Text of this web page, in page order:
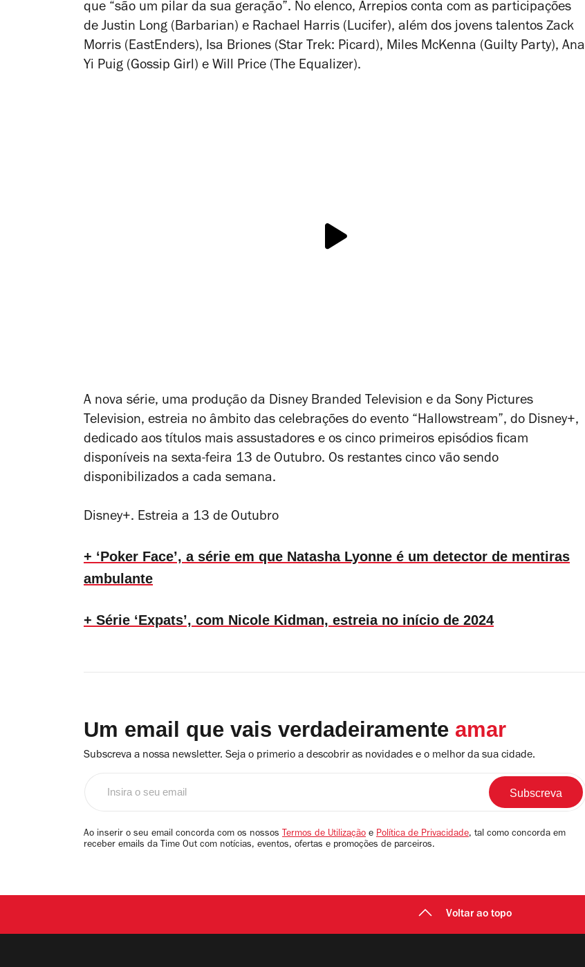
que “são um pilar da sua geração”. No elenco, Arrepios conta com as participações
de Justin Long (Barbarian) e Rachael Harris (Lucifer), além dos jovens talentos Zack
Morris (EastEnders), Isa Briones (Star Trek: Picard), Miles McKenna (Guilty Party), Ana
Yi Puig (Gossip Girl) e Will Price ( The Equalizer).
A nova série, uma produção da Disney Branded Television e da Sony Pictures
Television, estreia no âmbito das celebrações do evento “Hallowstream”, do Disney+,
dedicado aos títulos mais assustadores e os cinco primeiros episódios ficam
disponíveis na sexta-feira 13 de Outubro. Os restantes cinco vão sendo
disponibilizados a cada semana.
Disney+. Estreia a 13 de Outubro
+ ‘Poker Face’, a série em que Natasha Lyonne é um detector de mentiras
ambulante
+ Série ‘Expats’, com Nicole Kidman, estreia no início de 2024
Um email que vais verdadeiramente amar
Subscreva a nossa newsletter. Seja o primerio a descobrir as novidades e o melhor da sua cidade.
email
Ao inserir o seu email concorda com os nossos Termos de Utilização e Política de Privacidade, tal como concorda em
receber emails da Time Out com notícias, eventos, ofertas e promoções de parceiros.
Voltar ao topo